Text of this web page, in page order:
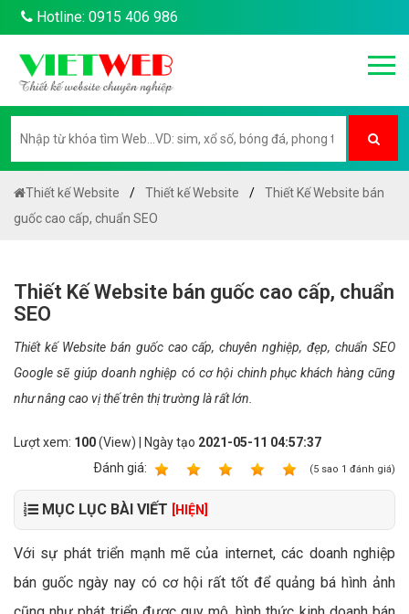
Hotline: 0915 406 986
Thiết kế Website Thiết kế Website
Thiết Kế Website bán
guốc cao cấp, chuẩn SEO
Thiết Kế Website bán guốc cao cấp, chuẩn
SEO
Thiết kế Website bán guốc cao cấp, chuyên nghiệp, đẹp, chuẩn SEO
Google sẽ giúp doanh nghiệp có cơ hội chinh phục khách hàng cũng
như nâng cao vị thế trên thị trường là rất lớn.
Lượt xem: 100(View) | Ngày tạo 2021-05-11 04:57:37
Ðánh giá:
(5 sao 1 đánh giá)
MỤC LỤC BÀI VIẾT [HIỆN]
Với sự phát triển mạnh mẽ của internet, các doanh nghiệp
bán guốc ngày nay có cơ hội rất tốt để quảng bá hình ảnh